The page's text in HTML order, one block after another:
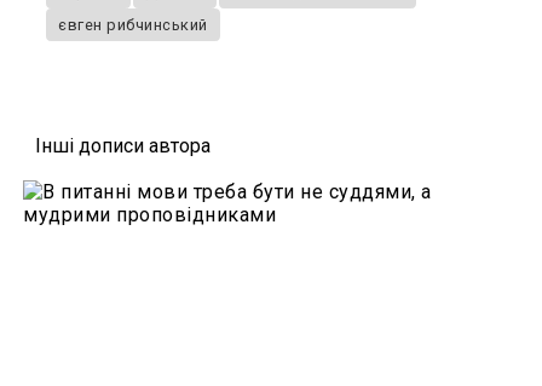
євген рибчинський
Iншi дописи автора